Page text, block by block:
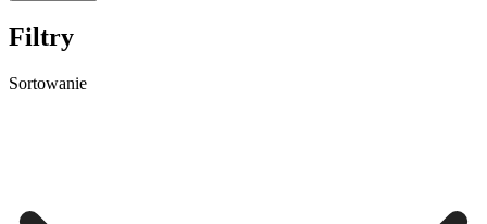
Filtry
Sortowanie